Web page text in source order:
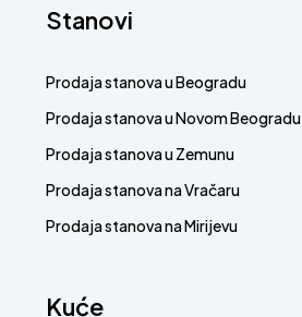
Stanovi
Prodaja stanova u Beogradu
Prodaja stanova u Novom Beogradu
Prodaja stanova u Zemunu
Prodaja stanova na Vračaru
Prodaja stanova na Mirijevu
Kuće